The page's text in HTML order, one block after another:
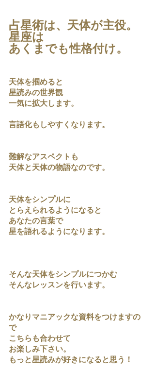
占星術は、天体が主役。
星座は
あくまでも性格付け。
天体を掴めると
星読みの世界観
一気に拡大します。
言語化もしやすくなります。
難解なアスペクトも
天体と天体の物語なのです。
天体をシンプルに
とらえられるようになると
あなたの言葉で
星を語れるようになります。
そんな天体をシンプルにつかむ
そんなレッスンを行います。
かなりマニアックな資料をつけますの
で
こちらも合わせて
お楽しみ下さい。
もっと星読みが好きになると思う！